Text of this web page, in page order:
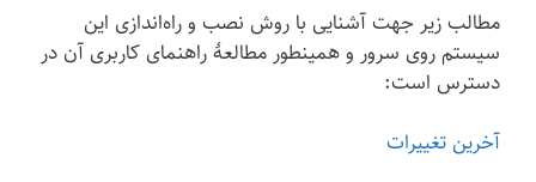
مطالب زیر جهت آشنایی با روش نصب و راه‌اندازی این
سیستم روی سرور و همینطور مطالعهٔ راهنمای کاربری آن در
دسترس است:
آخرین تغییرات